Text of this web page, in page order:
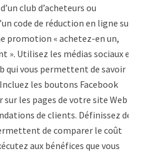
club d’acheteurs ou
code de réduction en ligne sur
promotion « achetez-en un,
Utilisez les médias sociaux et
qui vous permettent de savoir
les boutons Facebook
les pages de votre site Web
de clients. Définissez des
de comparer le coût
aux bénéfices que vous